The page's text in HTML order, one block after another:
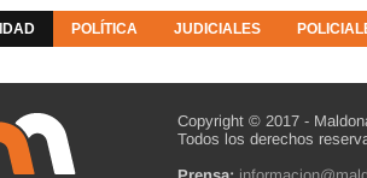
POLÍTICA JUDICIALES
Copyright © 2017 -
Todos los derechos